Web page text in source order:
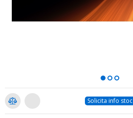
Solicita info stoc